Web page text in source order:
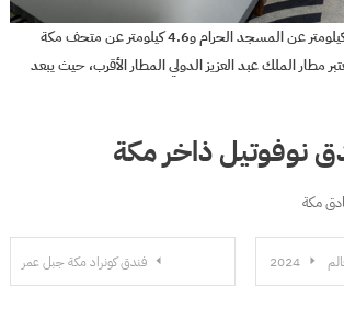
يبعد المكان مسافة 7.4 كيلومتر عن المسجد الحرام و4.6 كيلومتر عن متحف مكة
مطار الملك عبد العزيز الدولي المطار الأقرب، حيث يبعد
نوفوتيل ذاخر مكة
مكة
فندق كونراد مكة جبل عمر